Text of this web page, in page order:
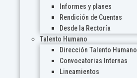
Informes y planes
Rendición de Cuentas
Desde la Rectoría
Talento Humano
Dirección Talento Humano
Convocatorias Internas
Lineamientos